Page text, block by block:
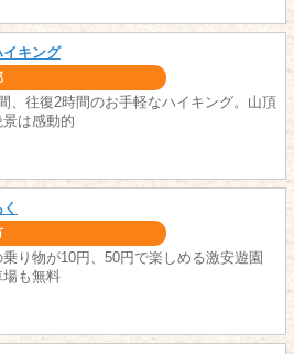
キング
、往復2時間のお手軽なハイキング。山頂
は感動的
り物が10円、50円で楽しめる激安遊園
も無料